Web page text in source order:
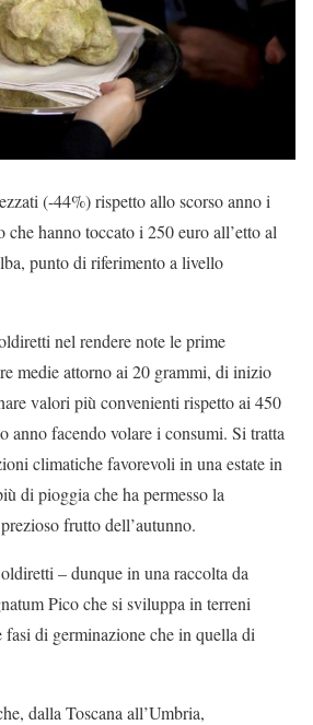
(-44%) rispetto allo scorso anno i
hanno toccato i 250 euro all’etto al
punto di riferimento a livello
nel rendere note le prime
medie attorno ai 20 grammi, di inizio
valori più convenienti rispetto ai 450
anno facendo volare i consumi. Si tratta
climatiche favorevoli in una estate in
di pioggia che ha permesso la
frutto dell’autunno.
– dunque in una raccolta da
Pico che si sviluppa in terreni
di germinazione che in quella di
dalla Toscana all’Umbria,